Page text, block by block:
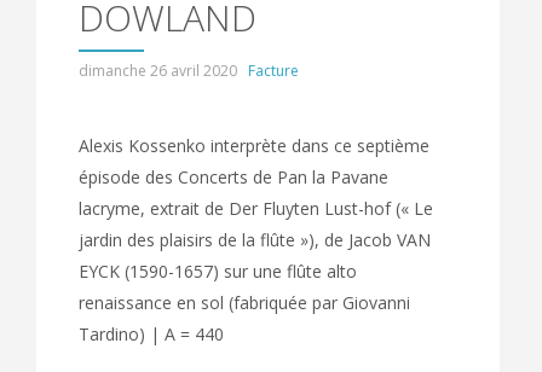
DOWLAND
dimanche 26 avril 2020 Facture
Alexis Kossenko interprète dans ce septième
épisode des Concerts de Pan la Pavane
lacryme, extrait de Der Fluyten Lust-hof (« Le
jardin des plaisirs de la flûte »), de Jacob VAN
EYCK (1590-1657) sur une flûte alto
renaissance en sol (fabriquée par Giovanni
Tardino) | A = 440